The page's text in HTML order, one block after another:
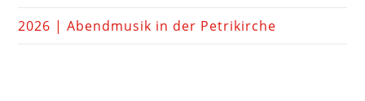
2026 | Abendmusik in der Petrikirche